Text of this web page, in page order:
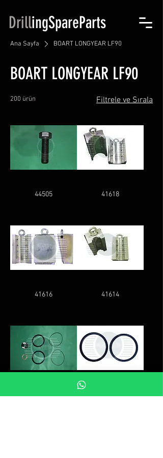
​DrillingSpareParts​
Ana Sayfa BOART LONGYEAR LF90
BOART LONGYEAR LF90
200 ürün Filtrele ve Sırala
44505 41618
41616 41614
34956 22818